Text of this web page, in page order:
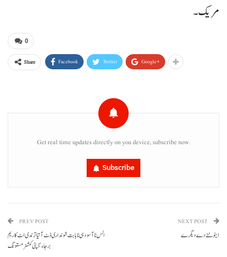
مریک۔
0
Share Facebook Twitter Google+
Get real time updates directly on you device, subscribe now.
Subscribe
PREV POST
الس نا آسودہی نا بابت شونداری ڈٹ آتیا ترندی اٹ کاریم
برجاءِ‘ڈپٹی کمشنر مستونگ
NEXT POST
اینو ننے دے دیگر ے